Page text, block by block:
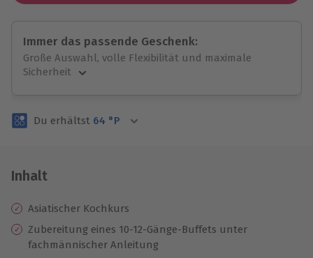
Immer das passende Geschenk:
Große Auswahl, volle Flexibilität und maximale
Sicherheit
Volle Flexibilität
3 Jahre gültig & verlängerbar.
Du erhältst 64 °P
Inhalt
Asiatischer Kochkurs
Zubereitung eines 10-12-Gänge-Buffets unter
fachmännischer Anleitung